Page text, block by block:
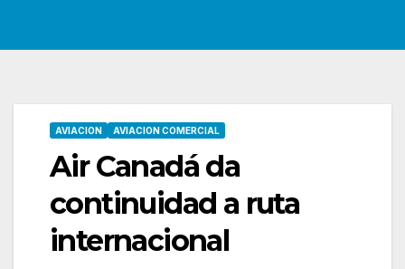
AVIACION AVIACION COMERCIAL
Air Canadá da
continuidad a ruta
internacional